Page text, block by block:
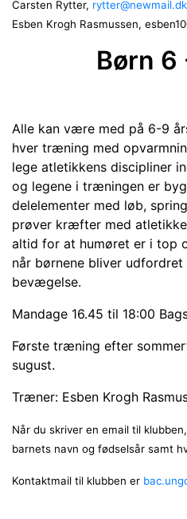
Carsten Rytter, rytter@newmail.dk
Esben Krogh Rasmussen,
Børn 6
Alle kan være med på 6-9
hver træning med
lege atletikkens discipliner
og legene i træningen er
delelementer med løb,
prøver kræfter med
altid for at humøret er i
når børnene bliver
bevægelse.
Mandage 16.45 til 18:00
Første træning efter
sugust.
Træner: Esben Krogh
Når du skriver en email til
barnets navn og fødselsår samt
Kontaktmail til klubben er